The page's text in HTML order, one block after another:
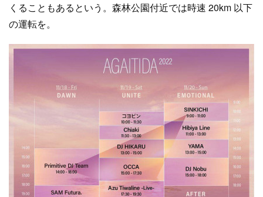
くることもあるという。森林公園付近では時速 20km 以下
の運転を。